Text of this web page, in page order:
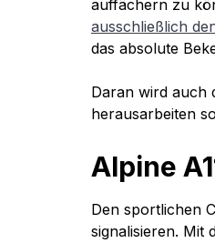
auffächern zu
ausschließlich
das absolute
Daran wird auch
herausarbeiten
Alpine
Den sportlichen
signalisieren. Mit